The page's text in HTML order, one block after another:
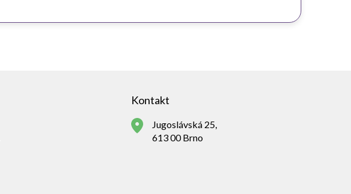
Kontakt
Jugoslávská 25,
613 00 Brno